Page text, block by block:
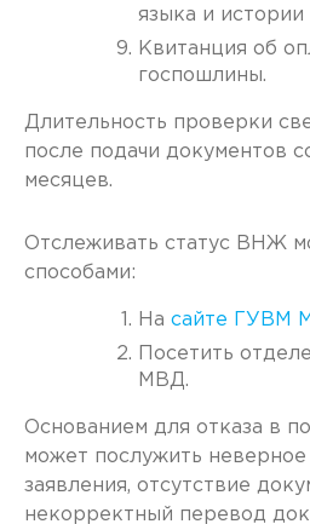
языка и истории
Квитанция об
госпошлины.
Длительность проверки
после подачи документов
месяцев.
Отслеживать статус ВНЖ
способами:
На сайте ГУВМ
Посетить
МВД.
Основанием для отказа в
может послужить неверное
заявления, отсутствие
некорректный перевод